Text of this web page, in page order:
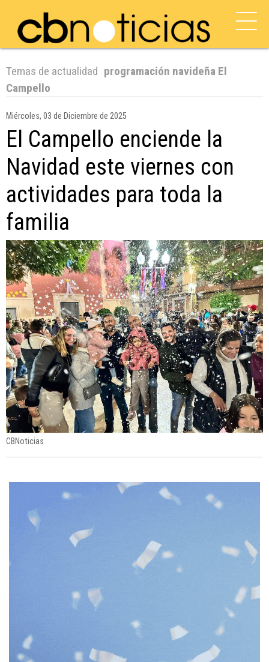
Temas de actualidad programación navideña El
Campello
Miércoles, 03 de Diciembre de 2025
El Campello enciende la
Navidad este viernes con
actividades para toda la
familia
CBNoticias